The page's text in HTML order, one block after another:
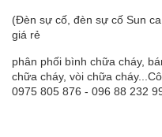
(Đèn sự cố, đèn sự cố Sun
giá rẻ
phân phối bình chữa cháy,
chữa cháy, vòi chữa
0975 805 876 - 096 88 232